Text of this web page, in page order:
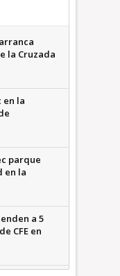
la Cruzada
+Video |
en la
3 mil
parque
en la
|
a 5
CFE en
+Video